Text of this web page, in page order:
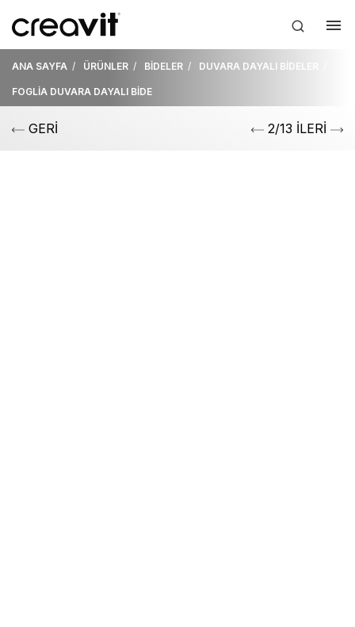
ANA SAYFA ÜRÜNLER BİDELER DUVARA DAYALI BİDELER
FOGLİA DUVARA DAYALI BİDE
GERİ 2/13 İLERİ